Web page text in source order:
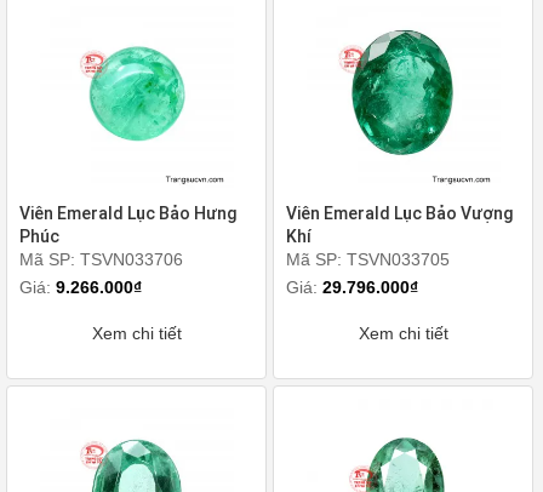
Viên Emerald Lục Bảo Hưng
Phúc
Mã SP: TSVN033706
Giá: 9.266.000₫
Xem chi tiết
Viên Emerald Lục Bảo Vượng
Khí
Mã SP: TSVN033705
Giá:29.796.000₫
Xem chi tiết